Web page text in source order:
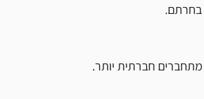
בחרתם.
חברתית יותר.